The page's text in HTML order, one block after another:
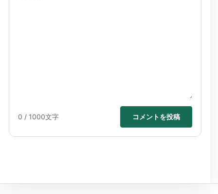
0 / 1000文字 コメントを投稿